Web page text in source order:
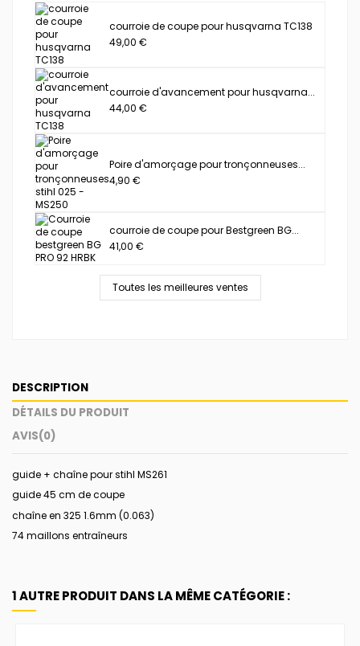
courroie de coupe pour husqvarna TC138
49,00 €
courroie d'avancement pour husqvarna...
44,00 €
Poire d'amorçage pour tronçonneuses...
4,90 €
courroie de coupe pour Bestgreen BG...
41,00 €
Toutes les meilleures ventes
DESCRIPTION
DÉTAILS DU PRODUIT
AVIS(0)
guide + chaîne pour stihl MS261
guide 45 cm de coupe
chaîne en 325 1.6mm (0.063)
74 maillons entraîneurs
1 AUTRE PRODUIT DANS LA MÊME CATÉGORIE :